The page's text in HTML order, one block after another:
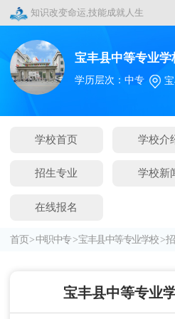
知识改变命运,技能成就人生
宝丰县中等专业学
学历层次：中专
学校首页 学校介
招生专业 学校新
在线报名
首页 >中职中专 >宝丰县中等专业学校 >
宝丰县中等专业